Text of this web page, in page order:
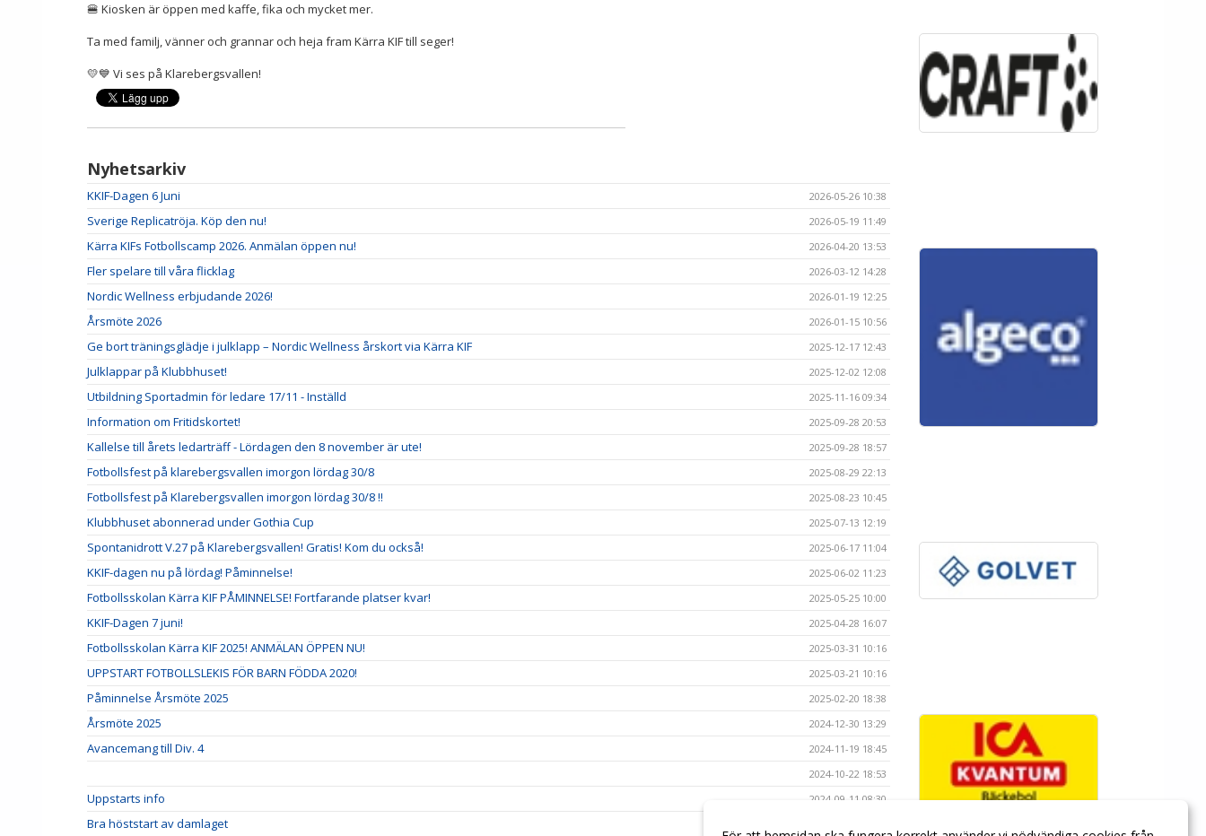
🍔 Kiosken är öppen med kaffe, fika och mycket mer.
Ta med familj, vänner och grannar och heja fram Kärra KIF till seger!
💛💙 Vi ses på Klarebergsvallen!
Nyhetsarkiv
KKIF-Dagen 6 Juni 2026-05-26 10:38
Sverige Replicatröja. Köp den nu! 2026-05-19 11:49
Kärra KIFs Fotbollscamp 2026. Anmälan öppen nu! 2026-04-20 13:53
Fler spelare till våra flicklag 2026-03-12 14:28
Nordic Wellness erbjudande 2026! 2026-01-19 12:25
Årsmöte 2026 2026-01-15 10:56
Ge bort träningsglädje i julklapp – Nordic Wellness årskort via Kärra KIF 2025-12-17 12:43
Julklappar på Klubbhuset! 2025-12-02 12:08
Utbildning Sportadmin för ledare 17/11 - Inställd 2025-11-16 09:34
Information om Fritidskortet! 2025-09-28 20:53
Kallelse till årets ledarträff - Lördagen den 8 november är ute! 2025-09-28 18:57
Fotbollsfest på klarebergsvallen imorgon lördag 30/8 2025-08-29 22:13
Fotbollsfest på Klarebergsvallen imorgon lördag 30/8 !! 2025-08-23 10:45
Klubbhuset abonnerad under Gothia Cup 2025-07-13 12:19
Spontanidrott V.27 på Klarebergsvallen! Gratis! Kom du också! 2025-06-17 11:04
KKIF-dagen nu på lördag! Påminnelse! 2025-06-02 11:23
Fotbollsskolan Kärra KIF PÅMINNELSE! Fortfarande platser kvar! 2025-05-25 10:00
KKIF-Dagen 7 juni! 2025-04-28 16:07
Fotbollsskolan Kärra KIF 2025! ANMÄLAN ÖPPEN NU! 2025-03-31 10:16
UPPSTART FOTBOLLSLEKIS FÖR BARN FÖDDA 2020! 2025-03-21 10:16
Påminnelse Årsmöte 2025 2025-02-20 18:38
Årsmöte 2025 2024-12-30 13:29
Avancemang till Div. 4
2024-11-19 18:45
2024-10-22 18:53
Uppstarts info 2024-09-11 08:30
Bra höststart av damlaget